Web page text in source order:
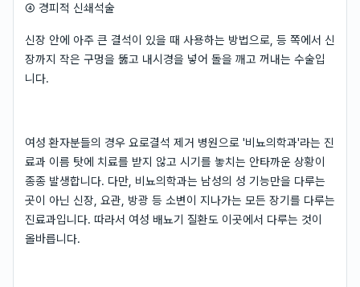
④ 경피적 신쇄석술
신장 안에 아주 큰 결석이 있을 때 사용하는 방법으로, 등 쪽에서 신
장까지 작은 구멍을 뚫고 내시경을 넣어 돌을 깨고 꺼내는 수술입
니다.
여성 환자분들의 경우 요로결석 제거 병원으로 '비뇨의학과'라는 진
료과 이름 탓에 치료를 받지 않고 시기를 놓치는 안타까운 상황이
종종 발생합니다. 다만, 비뇨의학과는 남성의 성 기능만을 다루는
곳이 아닌 신장, 요관, 방광 등 소변이 지나가는 모든 장기를 다루는
진료과입니다. 따라서 여성 배뇨기 질환도 이곳에서 다루는 것이
올바릅니다.